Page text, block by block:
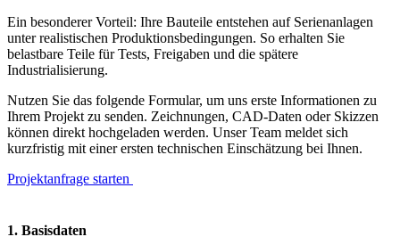
Ein besonderer Vorteil: Ihre Bauteile entstehen auf Serienanlagen
unter realistischen Produktionsbedingungen. So erhalten Sie
belastbare Teile für Tests, Freigaben und die spätere
Industrialisierung.
Nutzen Sie das folgende Formular, um uns erste Informationen zu
Ihrem Projekt zu senden. Zeichnungen, CAD-Daten oder Skizzen
können direkt hochgeladen werden. Unser Team meldet sich
kurzfristig mit einer ersten technischen Einschätzung bei Ihnen.
Projektanfrage starten
1. Basisdaten